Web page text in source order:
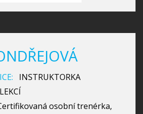
INSTRUKTORKA
osobní trenérka,